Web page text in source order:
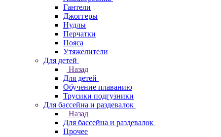
Гантели
Джоггеры
Нудлы
Перчатки
Пояса
Утяжелители
Для детей
Назад
Для детей
Обучение плаванию
Трусики подгузники
Для бассейна и раздевалок
Назад
Для бассейна и раздевалок
Прочее